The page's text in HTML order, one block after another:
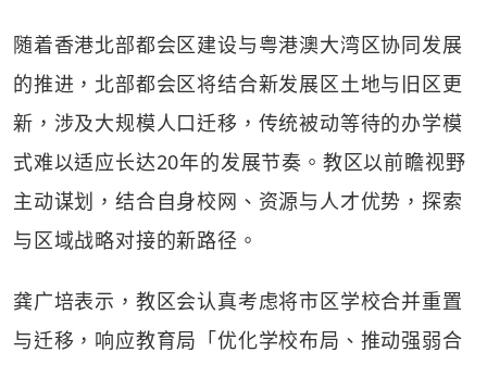
随着香港北部都会区建设与粤港澳大湾区协同发展
的推进，北部都会区将结合新发展区土地与旧区更
新，涉及大规模人口迁移，传统被动等待的办学模
式难以适应长达20年的发展节奏。教区以前瞻视野
主动谋划，结合自身校网、资源与人才优势，探索
与区域战略对接的新路径。
龚广培表示，教区会认真考虑将市区学校合并重置
与迁移，响应教育局「优化学校布局、推动强弱合